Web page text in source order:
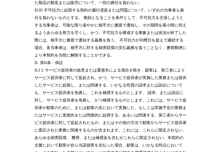
た製品の製造または販売について、一切の責任を負わない。
10.10 不可抗力に起因する契約の履行遅延または問題について、いずれの当事者も責
任を負わないものとする。 無効となることを条件として、不可抗力を主張しようと
する当事者は、可能な限り速やかに相手方に書面で通知し、その期間を最小限に抑え
るようあらゆる努力を尽くし、かつ、不可抗力を構成する事象または状況が終了した
際には、相手方に書面で通知する義務を負う。 不可抗力が30暦日を超えて継続する
場合、各当事者は、相手方に対する損害賠償の支払義務を負うことなく、書留郵便に
より本契約を当然に解除することができる。
11. 第11条 – 保証
11.1 1. サービス提供者の故意または重過失による場合を除き、顧客は、第三者により
サービス提供者に対して提起され、かつ、サービス提供者が実施した業務または提供
したサービスに起因し、または関連する、いかなる性質の請求または訴訟について
も、サービス提供者を免責し、これを補償するものとします。 請求、または訴訟に
対し、サービス提供者を免責し、かつ補償するものとします。これには、サービス提
供者が顧客のために、または顧客の名において実施した、もしくは実施予定の業務ま
たはサービスに直接的または間接的に起因する、あるいは関連する、第三者からサー
ビス提供者に対して提起されたもの、またはその他の方法で顧客からサービス提供者
に委託された業務に関連するものが含まれます。これには、これらに限定されない、
あらゆる損害賠償、 費用、または補償金を含むがこれらに限定されない。本契約の
文脈において顧客が自ら当該損害を支払った場合、顧客は、いかなる時点において